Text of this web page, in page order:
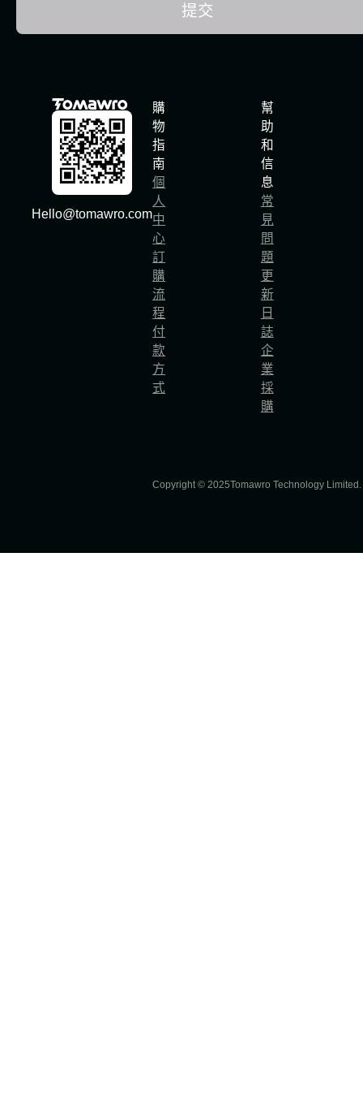
提交
Hello@tomawro.com
購
物
指
南
個
人
中
心
訂
購
流
程
付
款
方
式
幫
助
和
信
息
常
見
問
題
更
新
日
誌
企
業
採
購
Copyright © 2025Tomawro Technology